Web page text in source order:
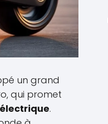
un grand
qui promet
.